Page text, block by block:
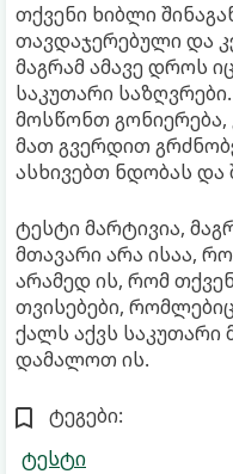
თქვენი ხიბლი
თავდაჯერებული და
მაგრამ ამავე დროს
საკუთარი
მოსწონთ
მათ გვერდით
ასხივებთ ნდობას და
ტესტი მარტივია,
მთავარი არა ისაა,
არამედ ის, რომ
თვისებები,
ქალს აქვს საკუთარი
დამალოთ ის.
ტეგები:
ტესტი